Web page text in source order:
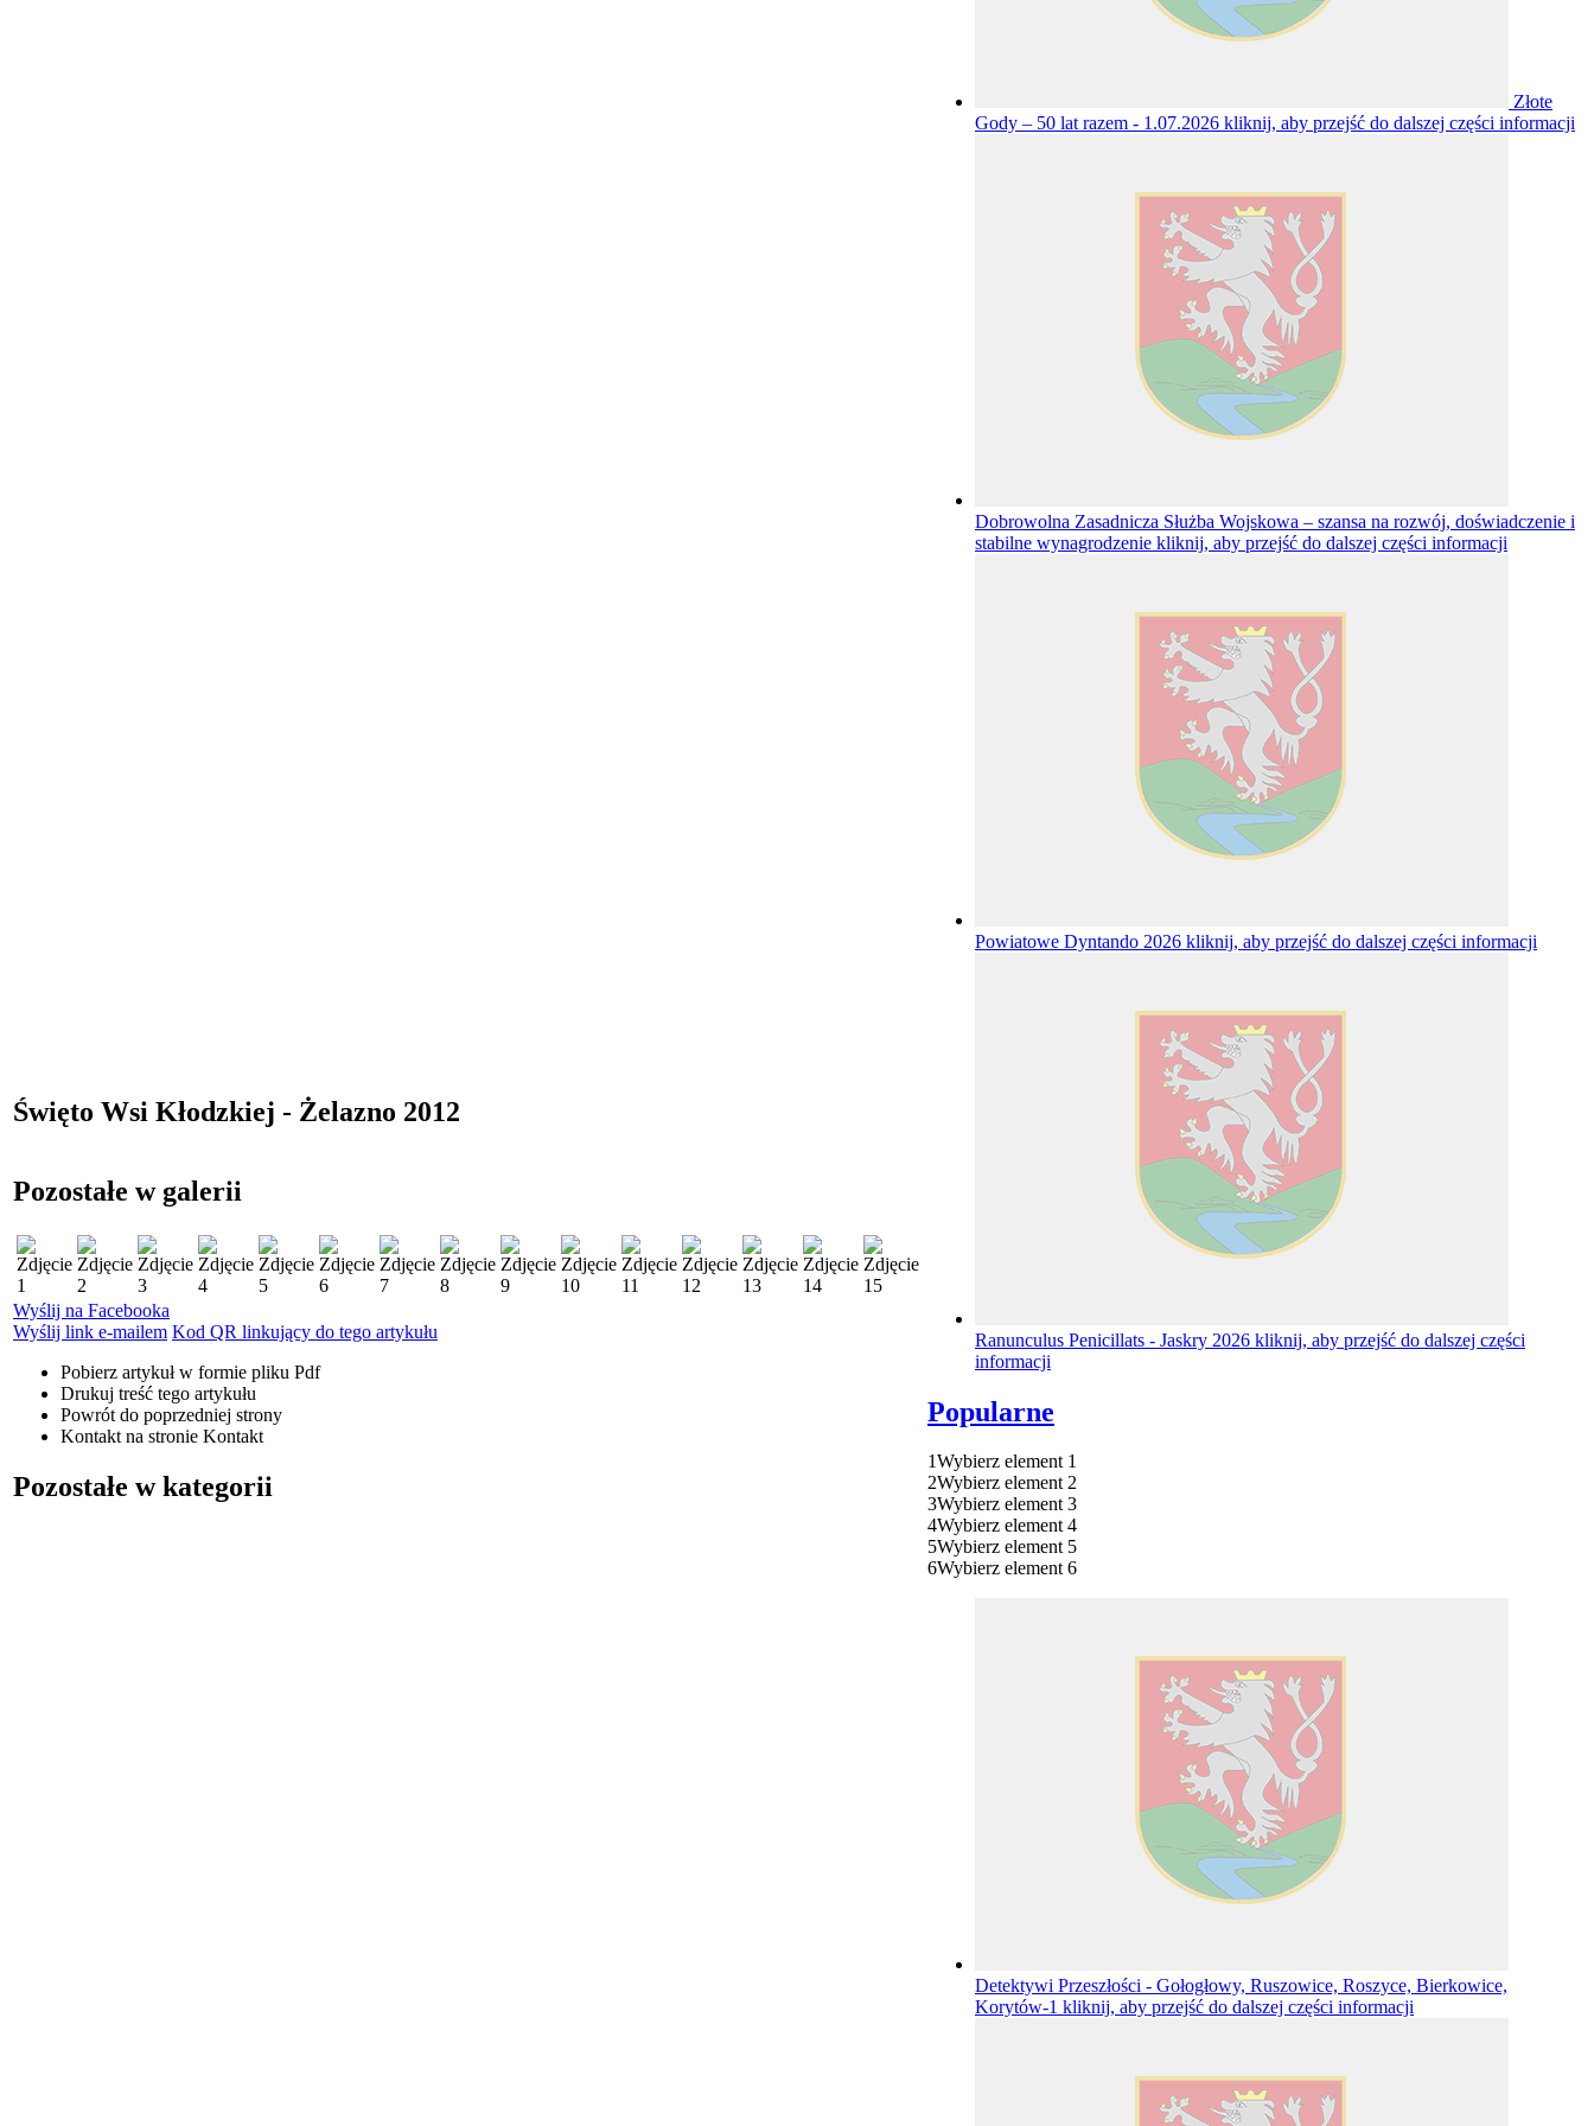
Święto Wsi Kłodzkiej - Żelazno 2012
Pozostałe w galerii
Wyślij na Facebooka
Wyślij link e-mailem Kod QR linkujący do tego artykułu
Pobierz artykuł w formie pliku Pdf
Drukuj treść tego artykułu
Powrót do poprzedniej strony
Kontakt na stronie Kontakt
Pozostałe w kategorii
Złote
Gody – 50 lat razem - 1.07.2026 kliknij, aby przejść do dalszej części informacji
Dobrowolna Zasadnicza Służba Wojskowa – szansa na rozwój, doświadczenie i
stabilne wynagrodzenie kliknij, aby przejść do dalszej części informacji
Powiatowe Dyntando 2026 kliknij, aby przejść do dalszej części informacji
Ranunculus Penicillats - Jaskry 2026 kliknij, aby przejść do dalszej części
informacji
Popularne
1Wybierz element 1
2Wybierz element 2
3Wybierz element 3
4Wybierz element 4
5Wybierz element 5
6Wybierz element 6
Detektywi Przeszłości - Gołogłowy, Ruszowice, Roszyce, Bierkowice,
Korytów-1 kliknij, aby przejść do dalszej części informacji